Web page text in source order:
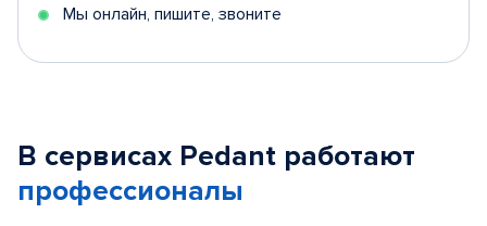
Мы онлайн, пишите, звоните
В сервисах Pedant работают
профессионалы